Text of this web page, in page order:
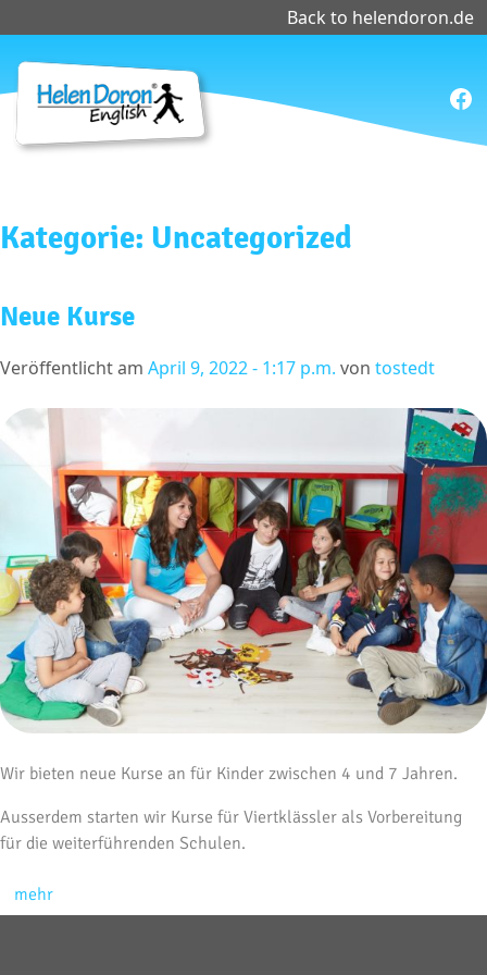
Back to helendoron.de
Kategorie: Uncategorized
Neue Kurse
Veröffentlicht am April 9, 2022 - 1:17 p.m. von tostedt
Wir bieten neue Kurse an für Kinder zwischen 4 und 7 Jahren.
Ausserdem starten wir Kurse für Viertklässler als Vorbereitung
für die weiterführenden Schulen.
mehr